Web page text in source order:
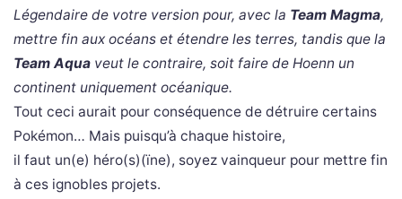
Légendaire de votre version pour, avec la Team Magma,
mettre fin aux océans et étendre les terres, tandis que la
Team Aqua veut le contraire, soit faire de Hoenn un
continent uniquement océanique.
Tout ceci aurait pour conséquence de détruire certains
Pokémon… Mais puisqu’à chaque histoire,
il faut un(e) héro(s)(ïne), soyez vainqueur pour mettre fin
à ces ignobles projets.